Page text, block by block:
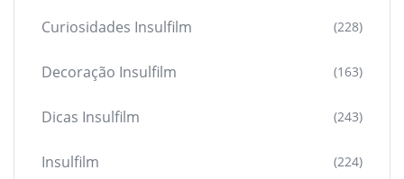
Curiosidades Insulfilm (228)
Decoração Insulfilm (163)
Dicas Insulfilm (243)
Insulfilm (224)